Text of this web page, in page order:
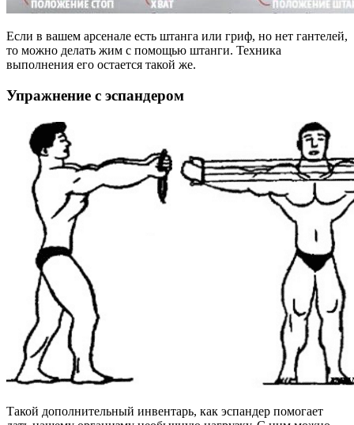
Если в вашем арсенале есть штанга или гриф, но нет гантелей,
то можно делать жим с помощью штанги. Техника
выполнения его остается такой же.
Упражнение с эспандером
Такой дополнительный инвентарь, как эспандер помогает